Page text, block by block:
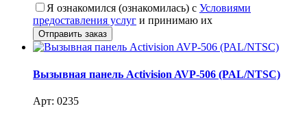
Я ознакомился (ознакомилась) с Условиями
предоставления услуг и принимаю их
Вызывная панель Activision AVP-506 (PAL/NTSC)
Арт: 0235